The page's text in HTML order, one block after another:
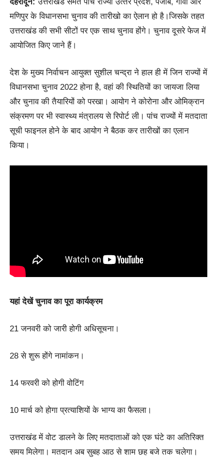
मणिपुर के विधानसभा चुनाव की तारीखो का ऐलान हो है।जिसके तहत
उत्तराखंड की सभी सीटों पर एक साथ चुनाव होंगे। चुनाव दूसरे फेज में
आयोजित किए जाने हैं।
देश के मुख्य निर्वाचन आयुक्त सुशील चन्द्रा ने हाल ही में जिन राज्यों में
विधानसभा चुनाव 2022 होना है, वहां की स्थितियों का जायजा लिया
और चुनाव की तैयारियों को परखा। आयोग ने कोरोना और ओमिक्रान
संक्रमण पर भी स्वास्थ्य मंत्रालय से रिपोर्ट ली। पांच राज्यों में मतदाता
सूची फाइनल होने के बाद आयोग ने बैठक कर तारीखों का एलान
किया।
यहां देखें चुनाव का पूरा कार्यक्रम
21 जनवरी को जारी होगी अधिसूचना।
28 से शुरू होंगे नामांकन।
14 फरवरी को होगी वोटिंग
10 मार्च को होगा प्रत्याशियों के भाग्य का फैसला।
उत्तराखंड में वोट डालने के लिए मतदाताओं को एक घंटे का अतिरिक्त
समय मिलेगा। मतदान अब सुबह आठ से शाम छह बजे तक चलेगा।